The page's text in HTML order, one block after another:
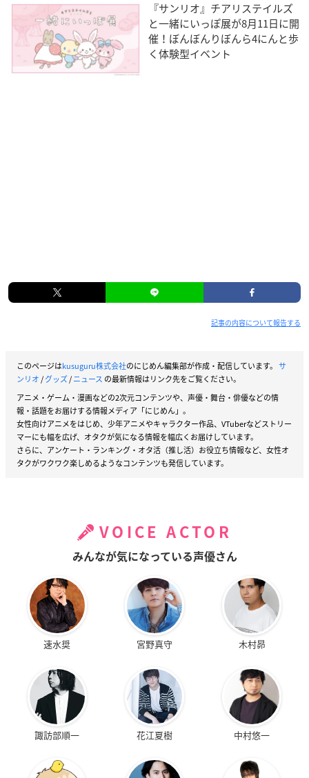
『サンリオ』チアリステイルズ
と一緒にいっぽ展が8月11日に開
催！ぼんぼんりぼんら4にんと歩
く体験型イベント
記事の内容について報告する
このページはkusuguru株式会社のにじめん編集部が作成・配信しています。 サ
ンリオ/グッズ/ニュース の最新情報はリンク先をご覧ください。
アニメ・ゲーム・漫画などの2次元コンテンツや、声優・舞台・俳優などの情
報・話題をお届けする情報メディア「にじめん」。
女性向けアニメをはじめ、少年アニメやキャラクター作品、VTuberなどストリー
マーにも幅を広げ、オタクが気になる情報を幅広くお届けしています。
さらに、アンケート・ランキング・オタ活（推し活）お役立ち情報など、女性オ
タクがワクワク楽しめるようなコンテンツも発信しています。
VOICE ACTOR
みんなが気になっている声優さん
速水奨 宮野真守 木村昴
諏訪部順一 花江夏樹 中村悠一